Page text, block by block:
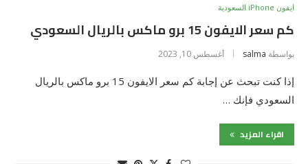
ايفون iPhone السعودية
كم سعر الايفون 15 برو ماكس بالريال السعودي
بواسطة salma أغسطس 10, 2023
إذا كنت تبحث عن إجابة كم سعر الايفون 15 برو ماكس بالريال
السعودي فإنك …
اقراء المزيد